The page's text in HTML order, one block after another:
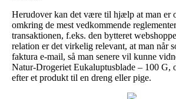
Herudover kan det være til hjælp at man er
omkring de mest vedkommende
transaktionen, f.eks. den bytteret
relation er det virkelig relevant, at man når
faktura e-mail, så man senere vil kunne
Natur-Drogeriet Eukaluptusblade – 100 G,
efter et produkt til en dreng eller pige.